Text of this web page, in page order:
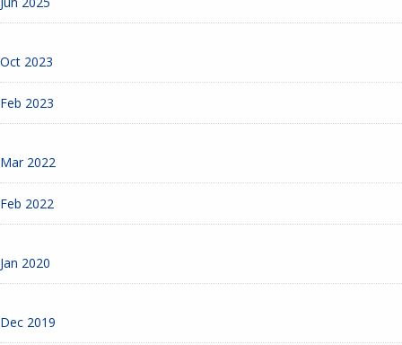
Oct 2023
Feb 2023
Mar 2022
Feb 2022
Jan 2020
Dec 2019